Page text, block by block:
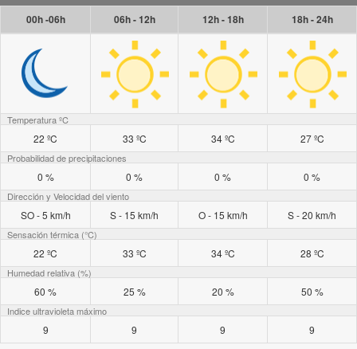
00h -06h 06h - 12h 12h - 18h 18h - 24h
Temperatura ºC
22 ºC 33 ºC 34 ºC 27 ºC
Probabilidad de precipitaciones
0 % 0 % 0 % 0 %
Dirección y Velocidad del viento
SO - 5 km/h S - 15 km/h O - 15 km/h S - 20 km/h
Sensación térmica (°C)
22 ºC 33 ºC 34 ºC 28 ºC
Humedad relativa (%)
60 % 25 % 20 % 50 %
Indice ultravioleta máximo
9 9 9 9